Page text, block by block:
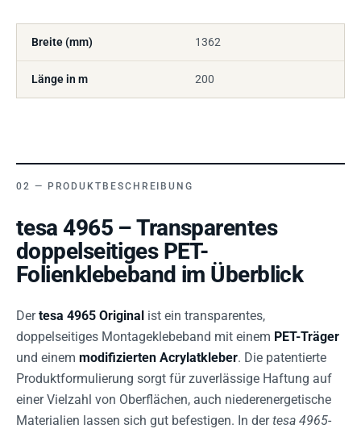
Breite (mm) 1362
Länge in m 200
PRODUKTBESCHREIBUNG
tesa 4965 – Transparentes
doppelseitiges PET-
Folienklebeband im Überblick
Dertesa 4965 Original ist ein transparentes,
doppelseitiges Montageklebeband mit einem PET-Träger
und einem modifizierten Acrylatkleber. Die patentierte
Produktformulierung sorgt für zuverlässige Haftung auf
einer Vielzahl von Oberflächen, auch niederenergetische
Materialien lassen sich gut befestigen. In dertesa 4965-